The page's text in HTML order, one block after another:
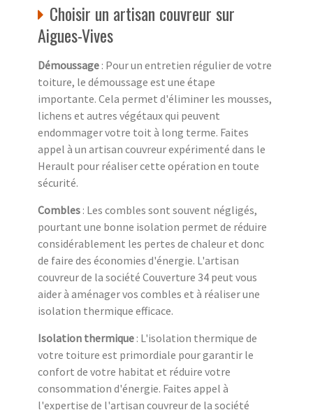
Choisir un artisan couvreur sur
Aigues-Vives
Démoussage : Pour un entretien régulier de votre
toiture, le démoussage est une étape
importante. Cela permet d'éliminer les mousses,
lichens et autres végétaux qui peuvent
endommager votre toit à long terme. Faites
appel à un artisan couvreur expérimenté dans le
Herault pour réaliser cette opération en toute
sécurité.
Combles : Les combles sont souvent négligés,
pourtant une bonne isolation permet de réduire
considérablement les pertes de chaleur et donc
de faire des économies d'énergie. L'artisan
couvreur de la société Couverture 34 peut vous
aider à aménager vos combles et à réaliser une
isolation thermique efficace.
Isolation thermique : L'isolation thermique de
votre toiture est primordiale pour garantir le
confort de votre habitat et réduire votre
consommation d'énergie. Faites appel à
l'expertise de l'artisan couvreur de la société